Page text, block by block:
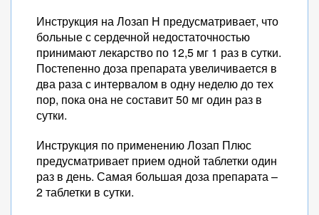
Инструкция на Лозап Н предусматривает, что
больные с сердечной недостаточностью
принимают лекарство по 12,5 мг 1 раз в сутки.
Постепенно доза препарата увеличивается в
два раза с интервалом в одну неделю до тех
пор, пока она не составит 50 мг один раз в
сутки.
Инструкция по применению Лозап Плюс
предусматривает прием одной таблетки один
раз в день. Самая большая доза препарата –
2 таблетки в сутки.